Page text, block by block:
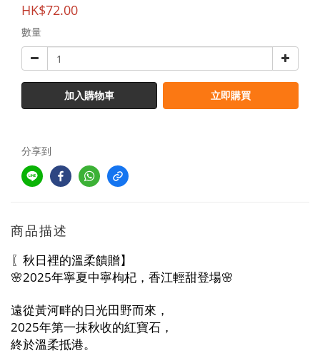
HK$72.00
數量
加入購物車 立即購買
分享到
商品描述
〖秋日裡的溫柔饋贈】
🌸2025年寧夏中寧枸杞，香江輕甜登場🌸
遠從黃河畔的日光田野而來，
2025年第一抹秋收的紅寶石，
終於溫柔抵港。